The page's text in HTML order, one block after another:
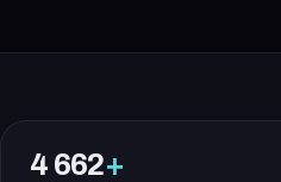
4 662+